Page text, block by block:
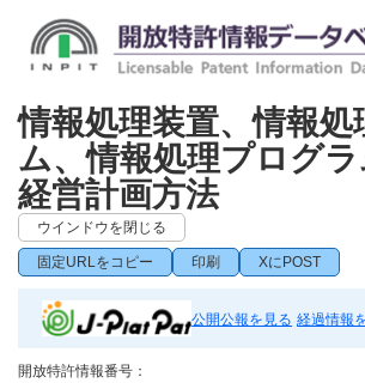
情報処理装置、情報処
ム、情報処理プログ
経営計画方法
ウインドウを閉じる
固定URLをコピー 印刷 XにPOST
公開公報を見る 経過情報
開放特許情報番号：